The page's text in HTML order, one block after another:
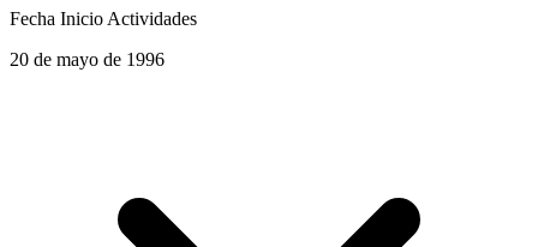
Fecha Inicio Actividades
20 de mayo de 1996